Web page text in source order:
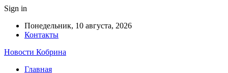
Sign in
Понедельник, 10 августа, 2026
Контакты
Новости Кобрина
Главная